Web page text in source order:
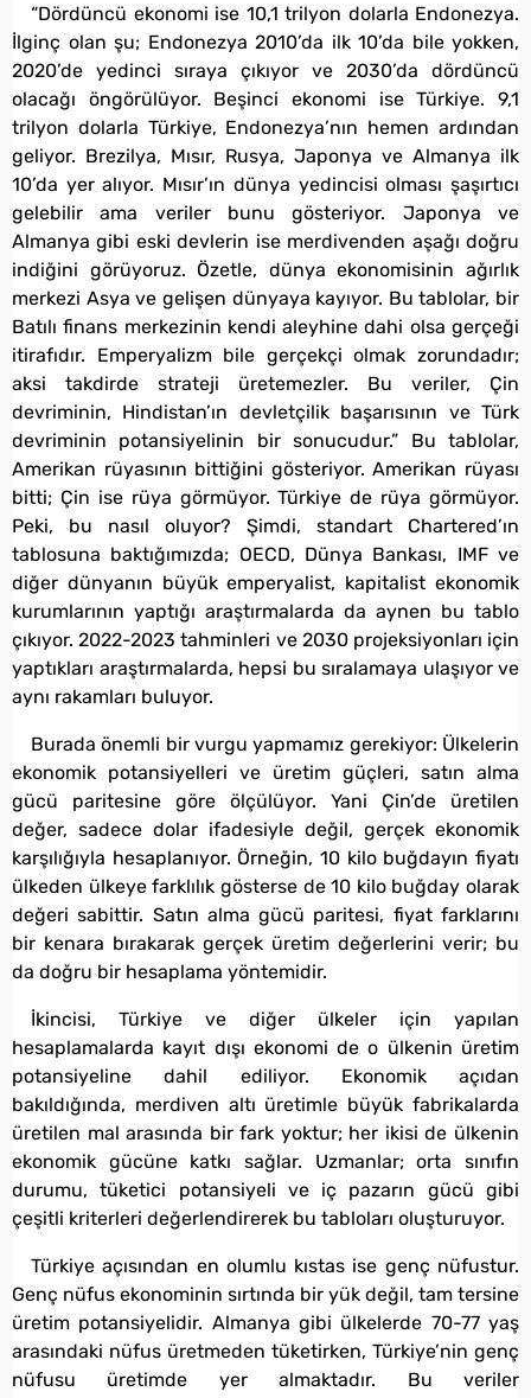
“Dördüncü ekonomi ise 10,1 trilyon dolarla Endonezya.
İlginç olan şu; Endonezya 2010’da ilk 10’da bile yokken,
2020’de yedinci sıraya çıkıyor ve 2030’da dördüncü
olacağı öngörülüyor. Beşinci ekonomi ise Türkiye. 9,1
trilyon dolarla Türkiye, Endonezya’nın hemen ardından
geliyor. Brezilya, Mısır, Rusya, Japonya ve Almanya ilk
10’da yer alıyor. Mısır’ın dünya yedincisi olması şaşırtıcı
gelebilir ama veriler bunu gösteriyor. Japonya ve
Almanya gibi eski devlerin ise merdivenden aşağı doğru
indiğini görüyoruz. Özetle, dünya ekonomisinin ağırlık
merkezi Asya ve gelişen dünyaya kayıyor. Bu tablolar, bir
Batılı finans merkezinin kendi aleyhine dahi olsa gerçeği
itirafıdır. Emperyalizm bile gerçekçi olmak zorundadır;
aksi takdirde strateji üretemezler. Bu veriler, Çin
devriminin, Hindistan’ın devletçilik başarısının ve Türk
devriminin potansiyelinin bir sonucudur.” Bu tablolar,
Amerikan rüyasının bittiğini gösteriyor. Amerikan rüyası
bitti; Çin ise rüya görmüyor. Türkiye de rüya görmüyor.
Peki, bu nasıl oluyor? Şimdi, standart Chartered’ın
tablosuna baktığımızda; OECD, Dünya Bankası, IMF ve
diğer dünyanın büyük emperyalist, kapitalist ekonomik
kurumlarının yaptığı araştırmalarda da aynen bu tablo
çıkıyor. 2022-2023 tahminleri ve 2030 projeksiyonları için
yaptıkları araştırmalarda, hepsi bu sıralamaya ulaşıyor ve
aynı rakamları buluyor.
Burada önemli bir vurgu yapmamız gerekiyor: Ülkelerin
ekonomik potansiyelleri ve üretim güçleri, satın alma
gücü paritesine göre ölçülüyor. Yani Çin’de üretilen
değer, sadece dolar ifadesiyle değil, gerçek ekonomik
karşılığıyla hesaplanıyor. Örneğin, 10 kilo buğdayın fiyatı
ülkeden ülkeye farklılık gösterse de 10 kilo buğday olarak
değeri sabittir. Satın alma gücü paritesi, fiyat farklarını
bir kenara bırakarak gerçek üretim değerlerini verir; bu
da doğru bir hesaplama yöntemidir.
İkincisi, Türkiye ve diğer ülkeler için yapılan
hesaplamalarda kayıt dışı ekonomi de o ülkenin üretim
potansiyeline dahil ediliyor. Ekonomik açıdan
bakıldığında, merdiven altı üretimle büyük fabrikalarda
üretilen mal arasında bir fark yoktur; her ikisi de ülkenin
ekonomik gücüne katkı sağlar. Uzmanlar; orta sınıfın
durumu, tüketici potansiyeli ve iç pazarın gücü gibi
çeşitli kriterleri değerlendirerek bu tabloları oluşturuyor.
Türkiye açısından en olumlu kıstas ise genç nüfustur.
Genç nüfus ekonominin sırtında bir yük değil, tam tersine
üretim potansiyelidir. Almanya gibi ülkelerde 70-77 yaş
arasındaki nüfus üretmeden tüketirken, Türkiye’nin genç
nüfusu üretimde yer almaktadır. Bu veriler